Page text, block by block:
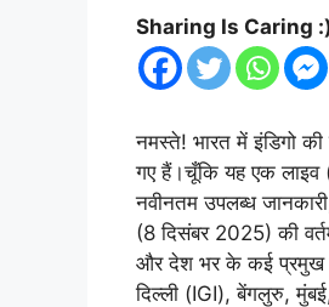
Sharing Is Caring
नमस्ते! भारत में इंडिगो
गए हैं।चूँकि यह एक लाइव
नवीनतम उपलब्ध
(8 दिसंबर 2025) की
और देश भर के कई प्रमुख
दिल्ली (IGI), बेंगलुरु,